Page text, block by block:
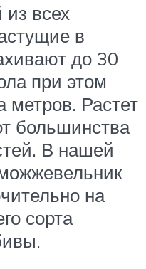
всех
в
до 30
при этом
метров. Растет
большинства
В нашей
на
сорта